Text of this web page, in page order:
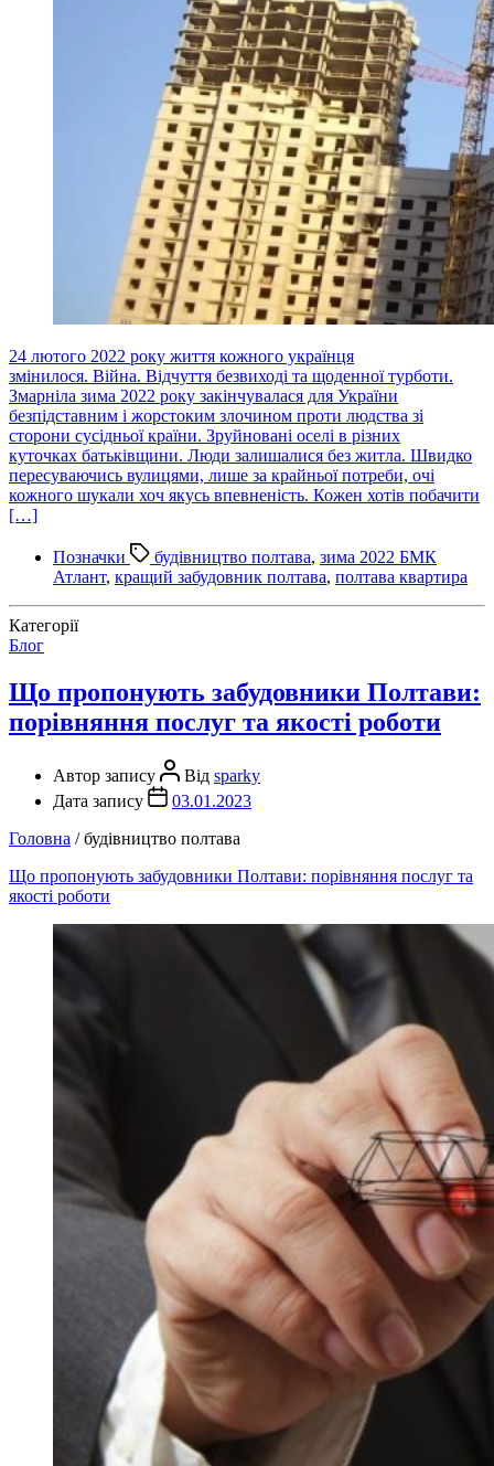
24 лютого 2022 року життя кожного українця
змінилося. Війна. Відчуття безвиході та щоденної турботи.
Змарніла зима 2022 року закінчувалася для України
безпідставним і жорстоким злочином проти людства зі
сторони сусідньої країни. Зруйновані оселі в різних
куточках батьківщини. Люди залишалися без житла. Швидко
пересуваючись вулицями, лише за крайньої потреби, очі
кожного шукали хоч якусь впевненість. Кожен хотів побачити
[…]
Позначки будівництво полтава, зима 2022 БМК
Атлант, кращий забудовник полтава, полтава квартира
Категорії
Блог
Що пропонують забудовники Полтави:
порівняння послуг та якості роботи
Автор запису Від sparky
Дата запису
03.01.2023
Головна /будівництво полтава
Що пропонують забудовники Полтави: порівняння послуг та
якості роботи